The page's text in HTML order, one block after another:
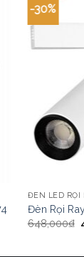
-30%
ĐÈN LED RỌI
Đèn Rọi
648,000₫